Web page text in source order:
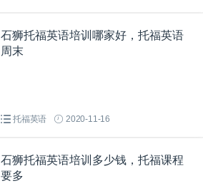
石狮托福英语培训哪家好，托福英语
周末
托福英语 2020-11-16
石狮托福英语培训多少钱，托福课程
要多